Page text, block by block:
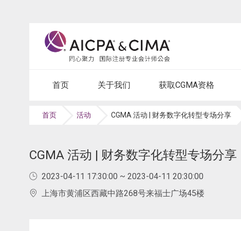
首页 关于我们 获取CGMA资格
首页 活动 CGMA 活动 | 财务数字化转型专场分享
CGMA 活动 | 财务数字化转型专场分享
2023-04-11 17:30:00 ~ 2023-04-11 20:30:00
上海市黄浦区西藏中路268号来福士广场45楼